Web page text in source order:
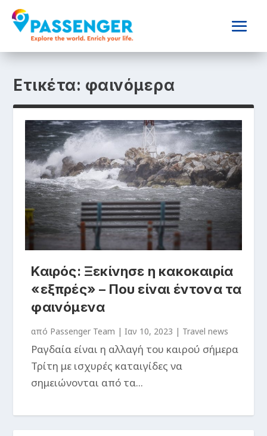
Ετικέτα: φαινόμερα
Καιρός: Ξεκίνησε η κακοκαιρία
«εξπρές» – Που είναι έντονα τα
φαινόμενα
από Passenger Team |Ιαν 10, 2023 | Travel news
Ραγδαία είναι η αλλαγή του καιρού σήμερα
Τρίτη με ισχυρές καταιγίδες να
σημειώνονται από τα...